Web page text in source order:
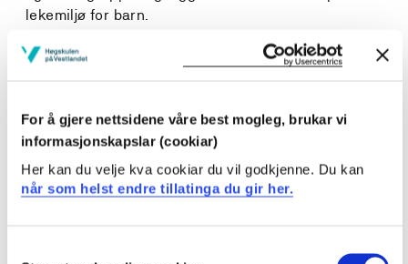
For å gjere nettsidene våre best mogleg, brukar vi
informasjonskapslar (cookiar)
Her kan du velje kva cookiar du vil godkjenne. Du kan
når som helst endre tillatinga du gir her.
lekemiljø for barn.
Ferdigheter
kan observere barns lek- og læringsmiljø og
reflektere faglig over praktiske og teoretiske
problemstillinger